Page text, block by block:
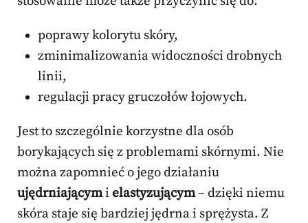
poprawy kolorytu skóry,
zminimalizowania widoczności drobnych
linii,
regulacji pracy gruczołów łojowych.
Jest to szczególnie korzystne dla osób
borykających się z problemami skórnymi. Nie
można zapomnieć o jego działaniu
ujędrniającymi elastyzującym– dzięki niemu
skóra staje się bardziej jędrna i sprężysta. Z